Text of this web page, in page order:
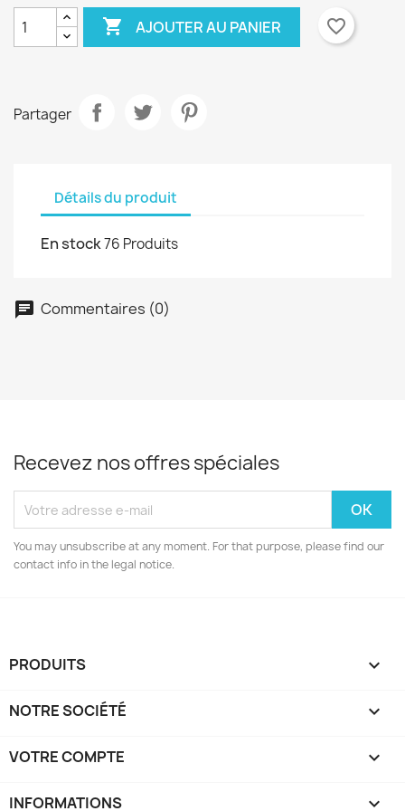
 AJOUTER AU PANIER favorite_border
Partager
Détails du produit
En stock76 Produits
Commentaires (0)
Recevez nos offres spéciales
You may unsubscribe at any moment. For that purpose, please find our
contact info in the legal notice.
PRODUITS 
NOTRE SOCIÉTÉ 
VOTRE COMPTE 
INFORMATIONS keyboard_arrow_down